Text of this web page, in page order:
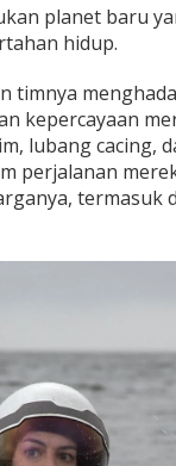
planet baru
hidup.
timnya
kepercayaan
lubang cacing,
perjalanan
termasuk